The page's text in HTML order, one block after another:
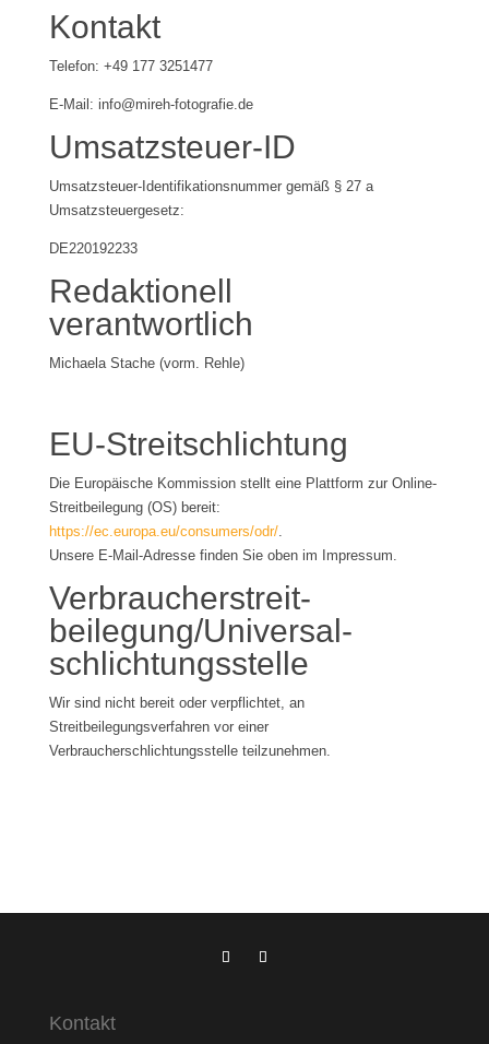
Kontakt
Telefon: +49 177 3251477
E-Mail: info@mireh-fotografie.de
Umsatzsteuer-ID
Umsatzsteuer-Identifikationsnummer gemäß § 27 a
Umsatzsteuergesetz:
DE220192233
Redaktionell
verantwortlich
Michaela Stache (vorm. Rehle)
EU-Streitschlichtung
Die Europäische Kommission stellt eine Plattform zur Online-
Streitbeilegung (OS) bereit:
https://ec.europa.eu/consumers/odr/.
Unsere E-Mail-Adresse finden Sie oben im Impressum.
Verbraucher­streit­
beilegung/Universal­
schlichtungs­stelle
Wir sind nicht bereit oder verpflichtet, an
Streitbeilegungsverfahren vor einer
Verbraucherschlichtungsstelle teilzunehmen.
Kontakt